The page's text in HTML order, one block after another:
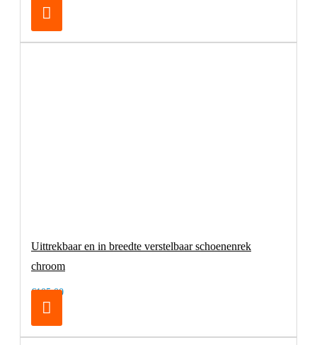
Uittrekbaar en in breedte verstelbaar schoenenrek
chroom
€105,00